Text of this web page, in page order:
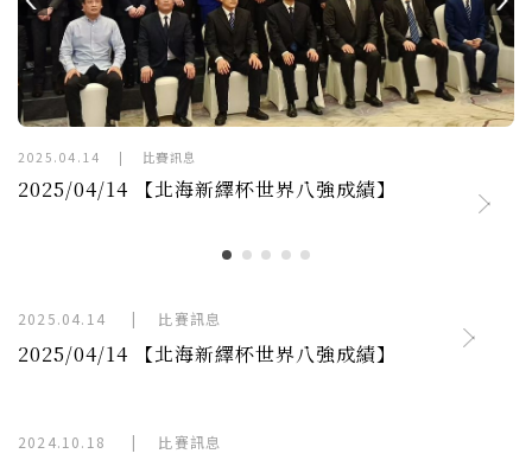
2025.04.14 | 比賽訊息
2025/04/14 【北海新繹杯世界八強成績】
2025.04.14 | 比賽訊息
2025/04/14 【北海新繹杯世界八強成績】
2024.10.18 | 比賽訊息